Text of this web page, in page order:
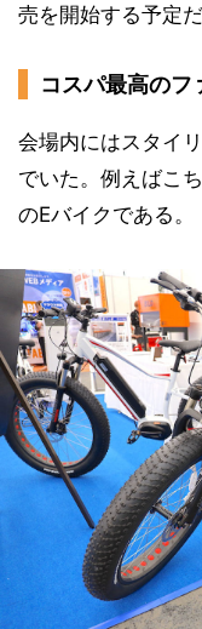
売を開始する予定だ
コスパ最高のフ
会場内にはスタイ
でいた。例えばこ
のEバイクである。